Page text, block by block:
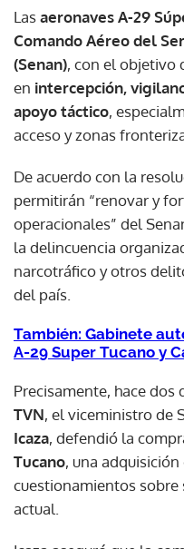
Lasaeronaves A-29
Comando Aéreo del
(Senan), con el objetivo
en intercepción,
apoyo táctico,
acceso y zonas
De acuerdo con la
permitirán “renovar y
operacionales” del
la delincuencia
narcotráfico y otros
del país.
También: Gabinete
A-29 Super Tucano y
Precisamente, hace dos
TVN, el viceministro de
Icaza, defendió la
Tucano, una
cuestionamientos
actual.